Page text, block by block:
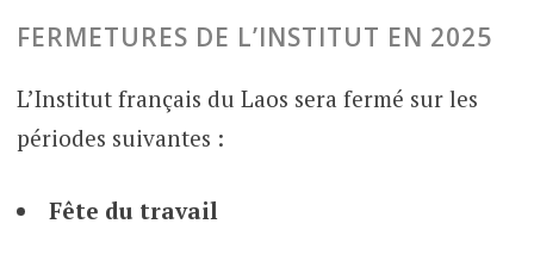
FERMETURES DE L’INSTITUT EN 2025
L’Institut français du Laos sera fermé sur les
périodes suivantes :
Fête du travail